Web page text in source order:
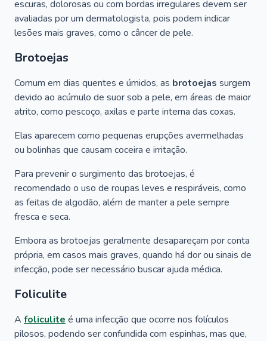
escuras, dolorosas ou com bordas irregulares devem ser
avaliadas por um dermatologista, pois podem indicar
lesões mais graves, como o câncer de pele.
Brotoejas
Comum em dias quentes e úmidos, as brotoejas surgem
devido ao acúmulo de suor sob a pele, em áreas de maior
atrito, como pescoço, axilas e parte interna das coxas.
Elas aparecem como pequenas erupções avermelhadas
ou bolinhas que causam coceira e irritação.
Para prevenir o surgimento das brotoejas, é
recomendado o uso de roupas leves e respiráveis, como
as feitas de algodão, além de manter a pele sempre
fresca e seca.
Embora as brotoejas geralmente desapareçam por conta
própria, em casos mais graves, quando há dor ou sinais de
infecção, pode ser necessário buscar ajuda médica.
Foliculite
A foliculiteé uma infecção que ocorre nos folículos
pilosos, podendo ser confundida com espinhas, mas que,